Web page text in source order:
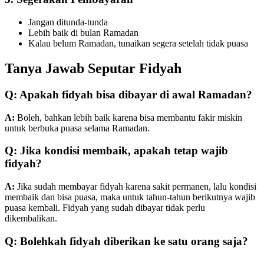
Jangan ditunda-tunda
Lebih baik di bulan Ramadan
Kalau belum Ramadan, tunaikan segera setelah tidak puasa
Tanya Jawab Seputar Fidyah
Q: Apakah fidyah bisa dibayar di awal Ramadan?
A: Boleh, bahkan lebih baik karena bisa membantu fakir miskin
untuk berbuka puasa selama Ramadan.
Q: Jika kondisi membaik, apakah tetap wajib
fidyah?
A: Jika sudah membayar fidyah karena sakit permanen, lalu kondisi
membaik dan bisa puasa, maka untuk tahun-tahun berikutnya wajib
puasa kembali. Fidyah yang sudah dibayar tidak perlu
dikembalikan.
Q: Bolehkah fidyah diberikan ke satu orang saja?